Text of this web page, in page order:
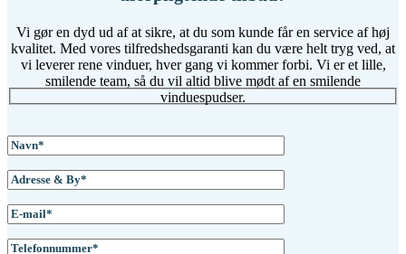
Vi gør en dyd ud af at sikre, at du som kunde får en service af høj
kvalitet. Med vores tilfredshedsgaranti kan du være helt tryg ved, at
vi leverer rene vinduer, hver gang vi kommer forbi. Vi er et lille,
smilende team, så du vil altid blive mødt af en smilende
vinduespudser.